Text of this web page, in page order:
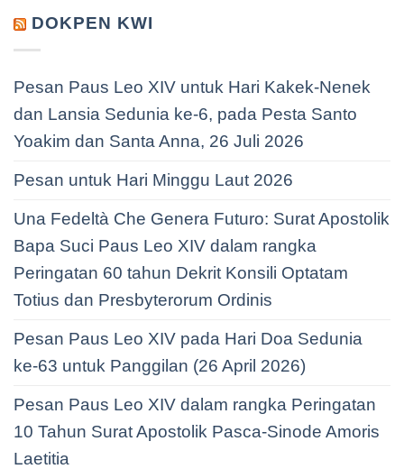
DOKPEN KWI
Pesan Paus Leo XIV untuk Hari Kakek-Nenek
dan Lansia Sedunia ke-6, pada Pesta Santo
Yoakim dan Santa Anna, 26 Juli 2026
Pesan untuk Hari Minggu Laut 2026
Una Fedeltà Che Genera Futuro: Surat Apostolik
Bapa Suci Paus Leo XIV dalam rangka
Peringatan 60 tahun Dekrit Konsili Optatam
Totius dan Presbyterorum Ordinis
Pesan Paus Leo XIV pada Hari Doa Sedunia
ke-63 untuk Panggilan (26 April 2026)
Pesan Paus Leo XIV dalam rangka Peringatan
10 Tahun Surat Apostolik Pasca-Sinode Amoris
Laetitia